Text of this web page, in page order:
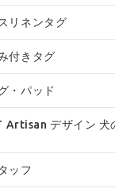
リネンタグ
付きタグ
・パッド
Artisan デザイン 犬
ッフ